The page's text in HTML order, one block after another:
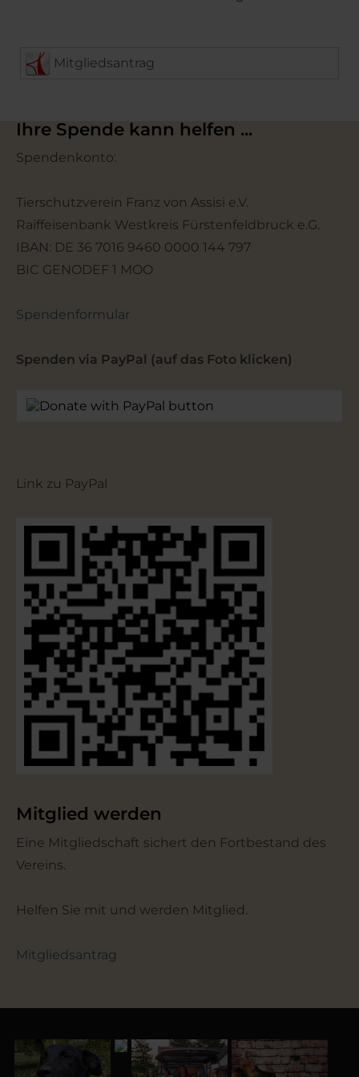
Ihre Spende kann helfen ...
Spendenkonto:
Tierschutzverein Franz von Assisi e.V.
Raiffeisenbank Westkreis Fürstenfeldbruck e.G.
IBAN: DE 36 7016 9460 0000 144 797
BIC GENODEF 1 MOO
Spendenformular
Spenden via PayPal (auf das Foto klicken)
Link zu PayPal
Mitglied werden
Eine Mitgliedschaft sichert den Fortbestand des
Vereins.
Helfen Sie mit und werden Mitglied.
Mitgliedsantrag
Mitgliedsantrag